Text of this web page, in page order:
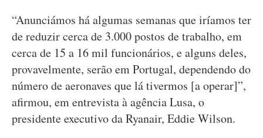
“Anunciámos há algumas semanas que iríamos ter
de reduzir cerca de 3.000 postos de trabalho, em
cerca de 15 a 16 mil funcionários, e alguns deles,
provavelmente, serão em Portugal, dependendo do
número de aeronaves que lá tivermos [a operar]”,
afirmou, em entrevista à agência Lusa, o
presidente executivo da Ryanair, Eddie Wilson.